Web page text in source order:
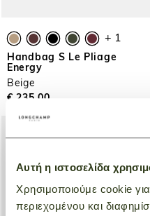
Αυτή η ιστοσελίδα
Χρησιμοποιούμε cookie
περιεχομένου και
+ 1
Handbag S Le Pliage
Energy
Beige
€ 235,00